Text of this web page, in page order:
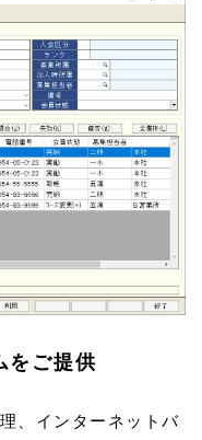
をご提供
、インターネットバ